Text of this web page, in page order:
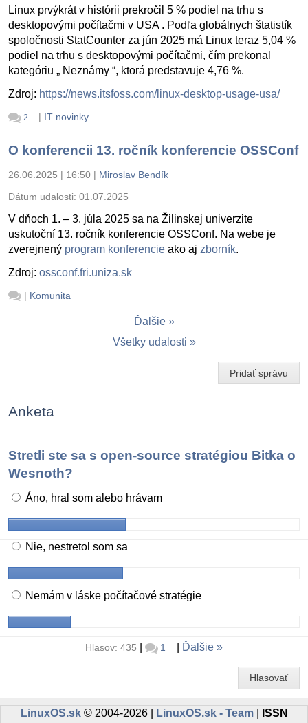
Linux prvýkrát v histórii prekročil 5 % podiel na trhu s
desktopovými počítačmi v USA . Podľa globálnych štatistík
spoločnosti StatCounter za jún 2025 má Linux teraz 5,04 %
podiel na trhu s desktopovými počítačmi, čím prekonal
kategóriu „ Neznámy “, ktorá predstavuje 4,76 %.
Zdroj: https://news.itsfoss.com/linux-desktop-usage-usa/
2 | IT novinky
O konferencii 13. ročník konferencie OSSConf
26.06.2025 | 16:50 | Miroslav Bendík
Dátum udalosti: 01.07.2025
V dňoch 1. – 3. júla 2025 sa na Žilinskej univerzite
uskutoční 13. ročník konferencie OSSConf. Na webe je
zverejnený program konferencie ako aj zborník.
Zdroj: ossconf.fri.uniza.sk
| Komunita
Ďalšie
Všetky udalosti
Pridať správu
Anketa
Stretli ste sa s open-source stratégiou Bitka o
Wesnoth?
Áno, hral som alebo hrávam
Nie, nestretol som sa
Nemám v láske počítačové stratégie
Hlasov: 435 1 Ďalšie
Hlasovať
LinuxOS.sk© 2004-2026 | LinuxOS.sk - Team|
ISSN